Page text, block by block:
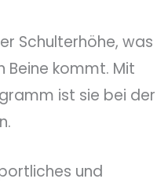
Schulterhöhe, was
Beine kommt. Mit
ist sie bei der
und